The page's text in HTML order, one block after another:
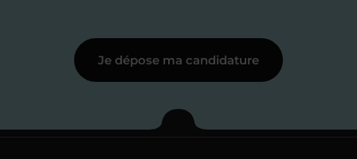
Étape 3
Je commence mes
Je dépose ma candidature